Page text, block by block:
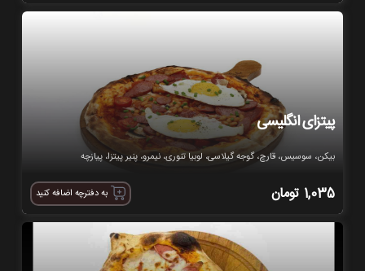
پیتزای انگلیسی
بیکن، سوسیس، قارچ، گوجه گیلاسی، لوبیا تنوری، نیمرو، پنیر پیتزا، پیازچه
1,035 تومان به دفترچه اضافه کنید